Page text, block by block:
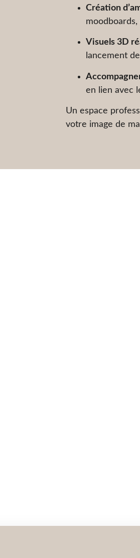
Création
Visuels 3D
lancement
en lien avec
Un espace
votre image de